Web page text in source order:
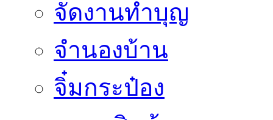
จัดงานทำบุญ
จำนองบ้าน
จิ๋มกระป๋อง